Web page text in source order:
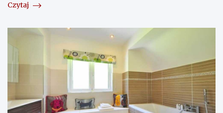
Czytaj